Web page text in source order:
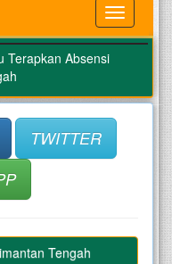
MENU
Terapkan Absensi
TWITTER
Tengah